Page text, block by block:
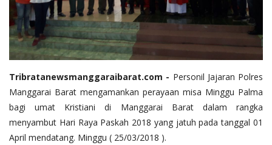
Tribratanewsmanggaraibarat.com - Personil Jajaran Polres
Manggarai Barat mengamankan perayaan misa Minggu Palma
bagi umat Kristiani di Manggarai Barat dalam rangka
menyambut Hari Raya Paskah 2018 yang jatuh pada tanggal 01
April mendatang. Minggu ( 25/03/2018 ).